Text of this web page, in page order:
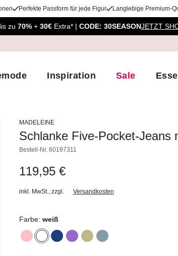
Perfekte Passform für jede Figur Langlebige Premium-
zu 70% + 30€ Extra* | CODE: 30SEASONJETZT
Inspiration Sale
MADELEINE
Schlanke Five-Pocket-Jeans
Bestell-Nr. 60197311
119,95 €
inkl. MwSt., zzgl. Versandkosten
Farbe: weiß